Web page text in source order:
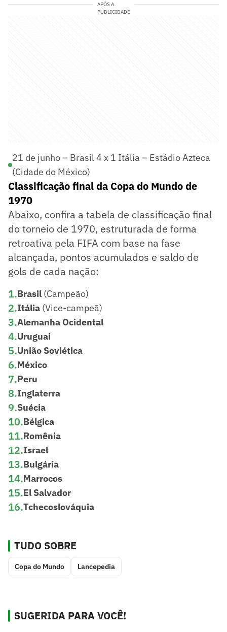
APÓS A
PUBLICIDADE
21 de junho – Brasil 4 x 1 Itália – Estádio Azteca
(Cidade do México)
Classificação final da Copa do Mundo de
1970
Abaixo, confira a tabela de classificação final
do torneio de 1970, estruturada de forma
retroativa pela FIFA com base na fase
alcançada, pontos acumulados e saldo de
gols de cada nação:
1.Brasil (Campeão)
2.Itália (Vice-campeã)
3.Alemanha Ocidental
4.Uruguai
5.União Soviética
6.México
7.Peru
8.Inglaterra
9.Suécia
10.Bélgica
11.Romênia
12.Israel
13.Bulgária
14.Marrocos
15.El Salvador
16.Tchecoslováquia
TUDO SOBRE
Copa do Mundo Lancepedia
SUGERIDA PARA VOCÊ!